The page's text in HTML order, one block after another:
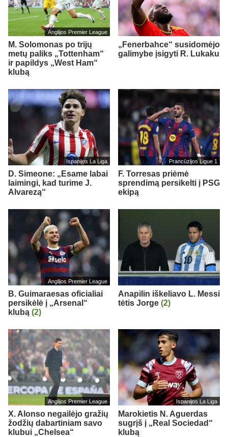
Anglijos Premier League
M. Solomonas po trijų
metų paliks „Tottenham“
ir papildys „West Ham“
klubą
„Fenerbahce“ susidomėjo
galimybe įsigyti R. Lukaku
Ispanijos La Liga
D. Simeone: „Esame labai
laimingi, kad turime J.
Alvarezą“
Prancūzijos Ligue 1
F. Torresas priėmė
sprendimą persikelti į PSG
ekipą
Anglijos Premier League
B. Guimaraesas oficialiai
persikėlė į „Arsenal“
klubą (2)
Anapilin iškeliavo L. Messi
tėtis Jorge (2)
Anglijos Premier League
X. Alonso negailėjo gražių
žodžių dabartiniam savo
klubui „Chelsea“
Ispanijos La Liga
Marokietis N. Aguerdas
sugrįš į „Real Sociedad“
klubą